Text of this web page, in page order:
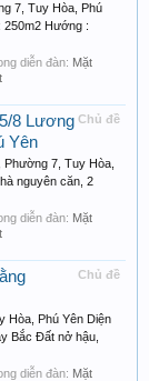
7, Tuy Hòa, Phú
250m2 Hướng :
diễn đàn: Mặt
Chủ đề
8 Lương
Yên
7, Tuy Hòa,
nguyên căn, 2
diễn đàn: Mặt
Chủ đề
Hòa, Phú Yên Diện
Bắc Đất nở hậu,
diễn đàn: Mặt